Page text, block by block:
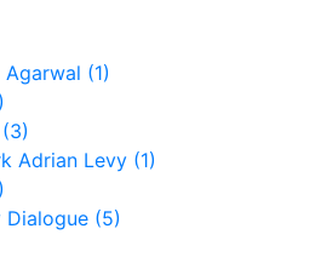
(1)
Adrian Levy (1)
(5)